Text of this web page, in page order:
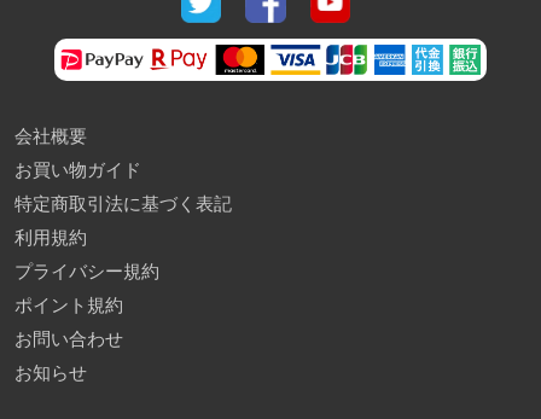
会社概要
お買い物ガイド
特定商取引法に基づく表記
利用規約
プライバシー規約
ポイント規約
お問い合わせ
お知らせ